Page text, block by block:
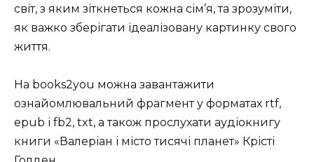
світ, з яким зіткнеться кожна сім’я, та зрозуміти,
як важко зберігати ідеалізовану картинку свого
життя.
На books2you можна завантажити
ознайомлювальний фрагмент у форматах rtf,
epub і fb2, txt, а також прослухати аудіокнигу
книги «Валеріан і місто тисячі планет» Крісті